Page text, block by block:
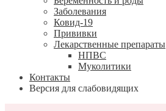
Заболевания
Ковид-19
Прививки
Лекарственные препараты
НПВС
Муколитики
Контакты
Версия для слабовидящих